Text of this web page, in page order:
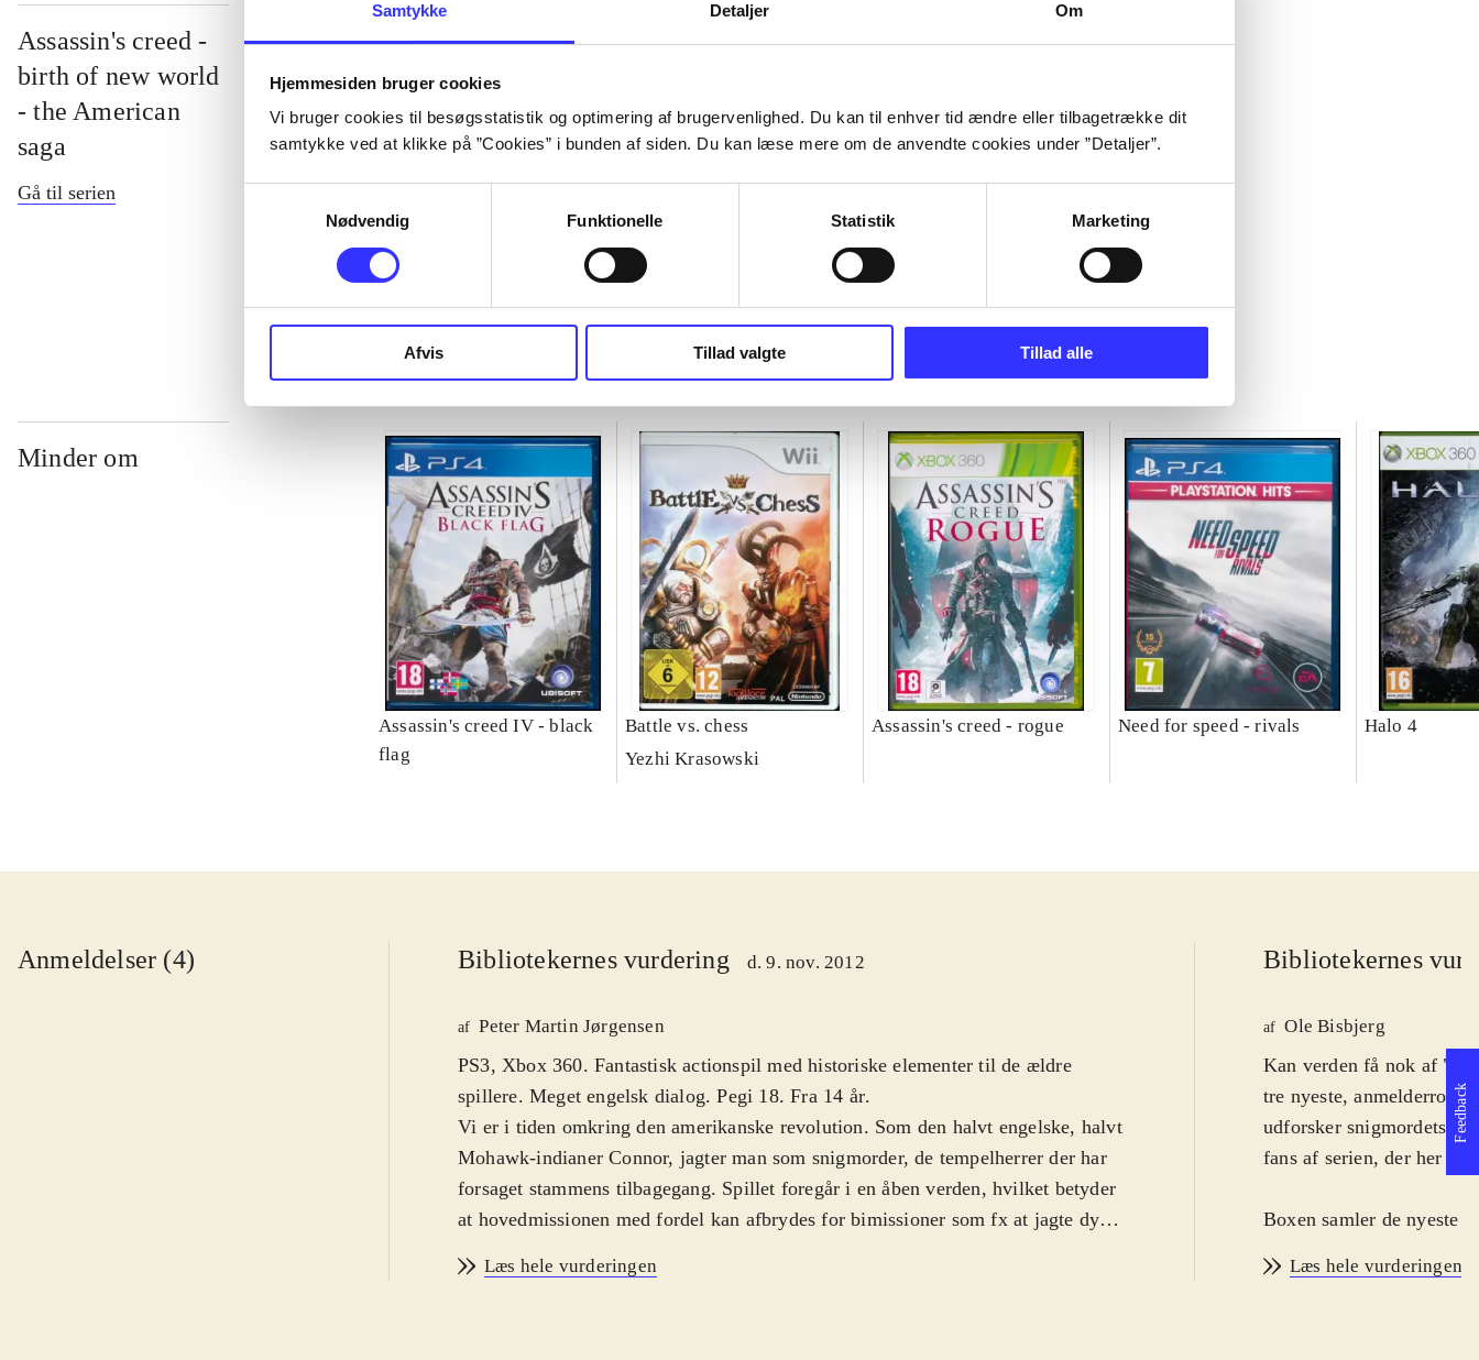
Samtykke Detaljer Om
Hjemmesiden bruger cookies
Vi bruger cookies til besøgsstatistik og optimering af brugervenlighed. Du kan til enhver tid ændre eller tilbagetrække dit
samtykke ved at klikke på ”Cookies” i bunden af siden. Du kan læse mere om de anvendte cookies under ”Detaljer”.
Nødvendig
Funktionelle Statistik Marketing
Afvis Tillad valgte Tillad alle
Assassin's creed -
birth of new world
- the American
saga
Gå til serien
Assassin's creed III
Minder om
Assassin's creed IV - black
flag
Battle vs. chess
Yezhi Krasowski
Assassin's creed - rogue Need for speed - rivals Halo 4
Anmeldelser (4) Bibliotekernes vurdering d. 9. nov. 2012
af Peter Martin Jørgensen
PS3, Xbox 360. Fantastisk actionspil med historiske elementer til de ældre
spillere. Meget engelsk dialog. Pegi 18. Fra 14 år.
Vi er i tiden omkring den amerikanske revolution. Som den halvt engelske, halvt
Mohawk-indianer Connor, jagter man som snigmorder, de tempelherrer der har
forsaget stammens tilbagegang. Spillet foregår i en åben verden, hvilket betyder
at hovedmissionen med fordel kan afbrydes for bimissioner som fx at jagte dyr
flotte og virkelighedstro, som fx en kopi af Boston anno 1753. Hele spillet
Læs hele vurderingen
Bibliotekernes
af Ole Bisbjerg
Kan verden få nok af
tre nyeste,
udforsker snigmordets
fans af serien, der her får
Boxen samler de nyeste
under den amerikanske
Læs hele vurderingen
Feedback